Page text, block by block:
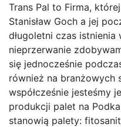
Trans Pal to Firma,
Stanisław Goch a jej
długoletni czas istnienia
nieprzerwanie
się jednocześnie
również na branżowych
współcześnie jesteśmy
produkcji palet na
stanowią palety: